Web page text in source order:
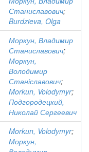
Станиславович;
Burdzieva, Olga
Моркун, Владимир
Станиславович;
Моркун,
Володимир
Станіславович;
Morkun, Volodymyr;
Подгородецкий,
Николай Сергеевич
Morkun, Volodymyr;
Моркун,